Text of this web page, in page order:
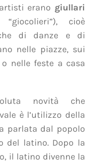
erano giullari
“giocolieri”), cioè
di danze e di
nelle piazze, sui
nelle feste a casa
novità che
è l’utilizzo della
parlata dal popolo
del latino. Dopo la
il latino divenne la